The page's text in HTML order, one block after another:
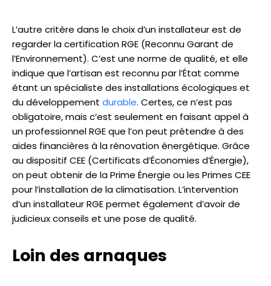
L’autre critère dans le choix d’un installateur est de
regarder la certification RGE (Reconnu Garant de
l’Environnement). C’est une norme de qualité, et elle
indique que l’artisan est reconnu par l’État comme
étant un spécialiste des installations écologiques et
du développement durable. Certes, ce n’est pas
obligatoire, mais c’est seulement en faisant appel à
un professionnel RGE que l’on peut prétendre à des
aides financières à la rénovation énergétique. Grâce
au dispositif CEE (Certificats d’Économies d’Énergie),
on peut obtenir de la Prime Énergie ou les Primes CEE
pour l’installation de la climatisation. L’intervention
d’un installateur RGE permet également d’avoir de
judicieux conseils et une pose de qualité.
Loin des arnaques